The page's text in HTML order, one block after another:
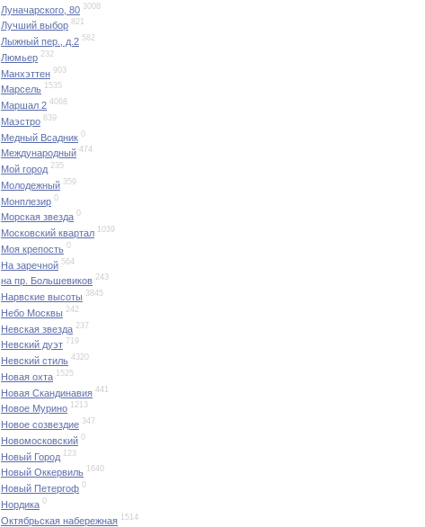
Луначарского, 80 3008
Лучший выбор 821
Лыжный пер., д.2 582
Люмьер 232
Манхэттен 903
Марсель 1535
Маршал 2 4068
Маэстро 839
Медный Всадник 0
Международный 474
Мой город 235
Молодежный 359
Монплезир 0
Морская звезда 0
Московский квартал 1039
Моя крепость 0
На заречной 564
на пр. Большевиков 243
Нарвские высоты 3845
Небо Москвы 242
Невская звезда 237
Невский дуэт 719
Невский стиль 4320
Новая охта 1525
Новая Скандинавия 441
Новое Мурино 1213
Новое созвездие 347
Новомосковский 0
Новый Город 123
Новый Оккервиль 1640
Новый Петергоф 0
Нордика 0
Октябрьская набережная 1514